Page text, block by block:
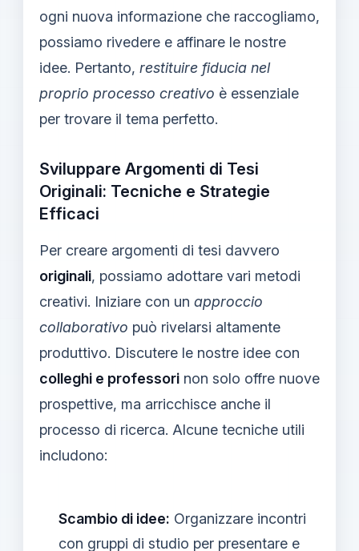
ogni nuova informazione che raccogliamo,
possiamo rivedere e affinare le nostre
idee. Pertanto, restituire fiducia nel
proprio processo creativo è essenziale
per trovare il tema perfetto.
Sviluppare Argomenti di Tesi
Originali: Tecniche e Strategie
Efficaci
Per creare argomenti di tesi davvero
originali, possiamo adottare vari metodi
creativi. Iniziare con un approccio
collaborativo può rivelarsi altamente
produttivo. Discutere le nostre idee con
colleghi e professori non solo offre nuove
prospettive, ma arricchisce anche il
processo di ricerca. Alcune tecniche utili
includono:
Scambio di idee: Organizzare incontri
con gruppi di studio per presentare e